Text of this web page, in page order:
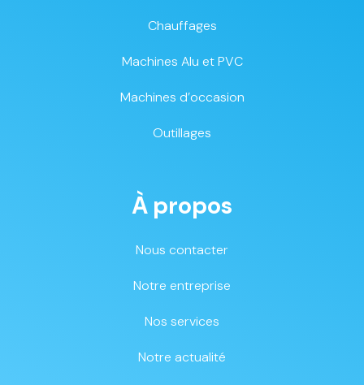
Chauffages
Machines Alu et PVC
Machines d’occasion
Outillages
À propos
Nous contacter
Notre entreprise
Nos services
Notre actualité